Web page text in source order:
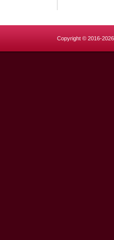
Copyright © 2016-